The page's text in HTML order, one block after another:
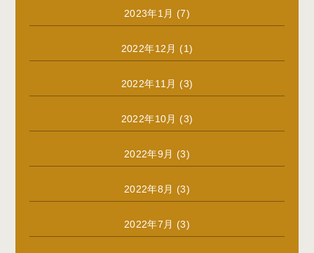
2023年1月 (7)
2022年12月 (1)
2022年11月 (3)
2022年10月 (3)
2022年9月 (3)
2022年8月 (3)
2022年7月 (3)